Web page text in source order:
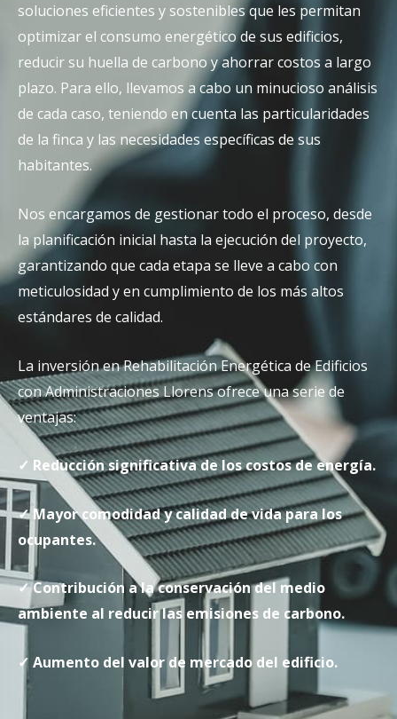
soluciones eficientes y sostenibles que les permitan
optimizar el consumo energético de sus edificios,
reducir su huella de carbono y ahorrar costos a largo
plazo. Para ello, llevamos a cabo un minucioso análisis
de cada caso, teniendo en cuenta las particularidades
de la finca y las necesidades específicas de sus
habitantes.
Nos encargamos de gestionar todo el proceso, desde
la planificación inicial hasta la ejecución del proyecto,
garantizando que cada etapa se lleve a cabo con
meticulosidad y en cumplimiento de los más altos
estándares de calidad.
La inversión en Rehabilitación Energética de Edificios
con Administraciones Llorens ofrece una serie de
ventajas:
✓ Reducción significativa de los costos de energía.
✓ Mayor comodidad y calidad de vida para los
ocupantes.
✓ Contribución a la conservación del medio
ambiente al reducir las emisiones de carbono.
✓ Aumento del valor de mercado del edificio.